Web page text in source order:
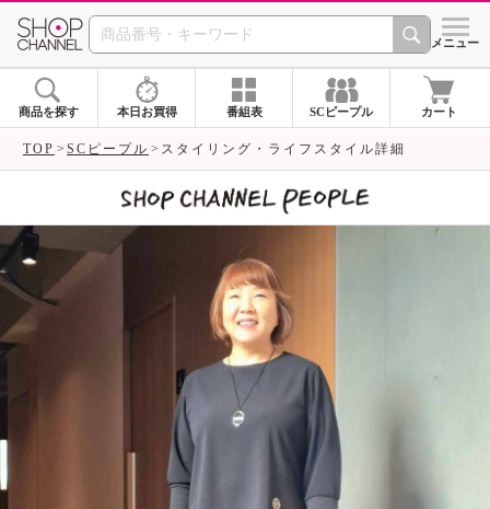
SHOP CHANNEL シメニュー
商品を探す 本日お買得 番組表 SCピープル カート
TOP SCピープル スタイリング・ライフスタイル詳細